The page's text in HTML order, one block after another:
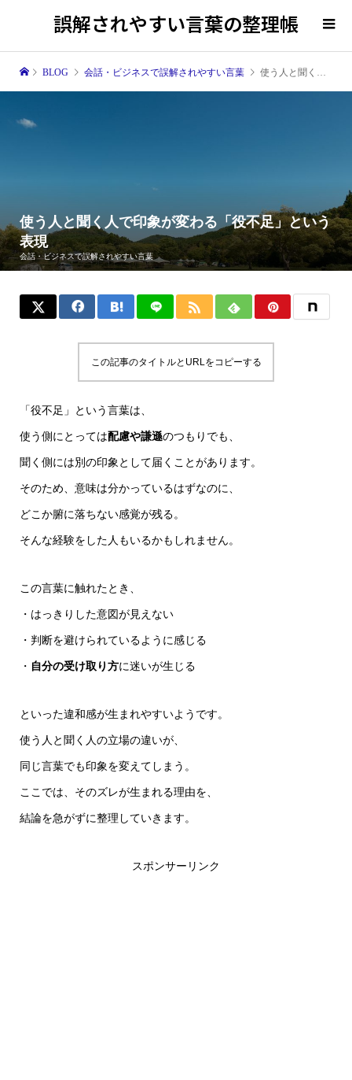
誤解されやすい言葉の整理帳
BLOG 会話・ビジネスで誤解されやすい言葉 使う人と聞く人で印象が変わる「役不足」という表現
使う人と聞く人で印象が変わる「役不足」という
表現
会話・ビジネスで誤解されやすい言葉
この記事のタイトルとURLをコピーする
「役不足」という言葉は、
使う側にとっては配慮や謙遜のつもりでも、
聞く側には別の印象として届くことがあります。
そのため、意味は分かっているはずなのに、
どこか腑に落ちない感覚が残る。
そんな経験をした人もいるかもしれません。
この言葉に触れたとき、
・はっきりした意図が見えない
・判断を避けられているように感じる
・ 自分の受け取り方に迷いが生じる
といった違和感が生まれやすいようです。
使う人と聞く人の立場の違いが、
同じ言葉でも印象を変えてしまう。
ここでは、そのズレが生まれる理由を、
結論を急がずに整理していきます。
スポンサーリンク